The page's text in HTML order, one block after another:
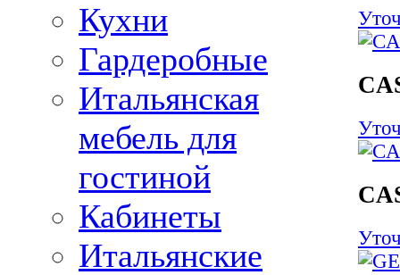
Кухни
Гардеробные
Итальянская
мебель для
гостиной
Кабинеты
Итальянские